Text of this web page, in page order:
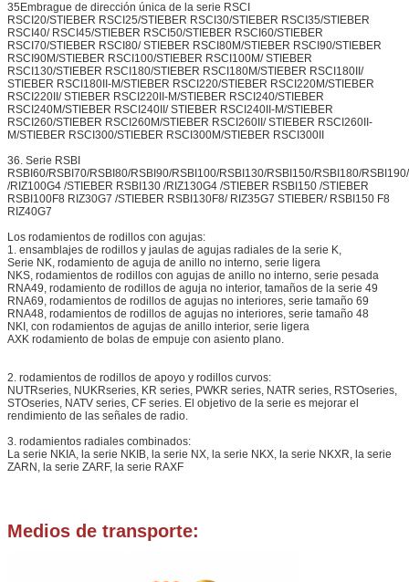
35Embrague de dirección única de la serie RSCI
RSCI20/STIEBER RSCI25/STIEBER RSCI30/STIEBER RSCI35/STIEBER
RSCI40/ RSCI45/STIEBER RSCI50/STIEBER RSCI60/STIEBER
RSCI70/STIEBER RSCI80/ STIEBER RSCI80M/STIEBER RSCI90/STIEBER
RSCI90M/STIEBER RSCI100/STIEBER RSCI100M/ STIEBER
RSCI130/STIEBER RSCI180/STIEBER RSCI180M/STIEBER RSCI180II/
STIEBER RSCI180II-M/STIEBER RSCI220/STIEBER RSCI220M/STIEBER
RSCI220II/ STIEBER RSCI220II-M/STIEBER RSCI240/STIEBER
RSCI240M/STIEBER RSCI240II/ STIEBER RSCI240II-M/STIEBER
RSCI260/STIEBER RSCI260M/STIEBER RSCI260II/ STIEBER RSCI260II-
M/STIEBER RSCI300/STIEBER RSCI300M/STIEBER RSCI300II
36. Serie RSBI
RSBI60/RSBI70/RSBI80/RSBI90/RSBI100/RSBI130/RSBI150/RSBI180/
/RIZ100G4 /STIEBER RSBI130 /RIZ130G4 /STIEBER RSBI150 /STIEBER
RSBI100F8 RIZ30G7 /STIEBER RSBI130F8/ RIZ35G7 STIEBER/ RSBI150 F8
RIZ40G7
Los rodamientos de rodillos con agujas:
1. ensamblajes de rodillos y jaulas de agujas radiales de la serie K,
Serie NK, rodamiento de aguja de anillo no interno, serie ligera
NKS, rodamientos de rodillos con agujas de anillo no interno, serie pesada
RNA49, rodamiento de rodillos de aguja no interior, tamaños de la serie 49
RNA69, rodamientos de rodillos de agujas no interiores, serie tamaño 69
RNA48, rodamientos de rodillos de agujas no interiores, serie tamaño 48
NKI, con rodamientos de agujas de anillo interior, serie ligera
AXK rodamiento de bolas de empuje con asiento plano.
2. rodamientos de rodillos de apoyo y rodillos curvos:
NUTRseries, NUKRseries, KR series, PWKR series, NATR series, RSTOseries,
STOseries, NATV series, CF series. El objetivo de la serie es mejorar el
rendimiento de las señales de radio.
3. rodamientos radiales combinados:
La serie NKIA, la serie NKIB, la serie NX, la serie NKX, la serie NKXR, la serie
ZARN, la serie ZARF, la serie RAXF
Medios de transporte: